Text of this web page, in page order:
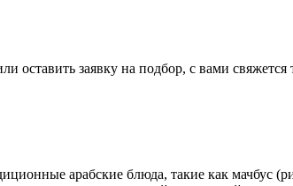
заявку на подбор, с вами свяжется
арабские блюда, такие как мачбус